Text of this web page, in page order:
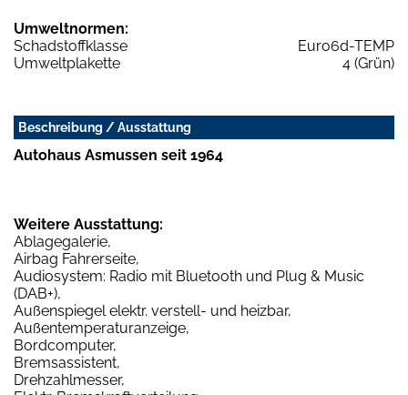
Umweltnormen:
Schadstoffklasse
Euro6d-TEMP
Umweltplakette
4 (Grün)
Beschreibung / Ausstattung
Autohaus Asmussen seit 1964
Weitere Ausstattung:
Ablagegalerie,
Airbag Fahrerseite,
Audiosystem: Radio mit Bluetooth und Plug & Music
(DAB+),
Außenspiegel elektr. verstell- und heizbar,
Außentemperaturanzeige,
Bordcomputer,
Bremsassistent,
Drehzahlmesser,